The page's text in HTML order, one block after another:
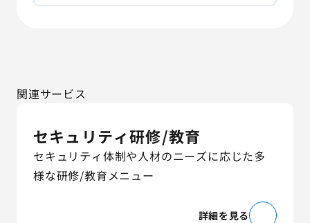
関連サービス
セキュリティ研修/教育
セキュリティ体制や人材のニーズに応じた多
様な研修/教育メニュー
詳細を見る